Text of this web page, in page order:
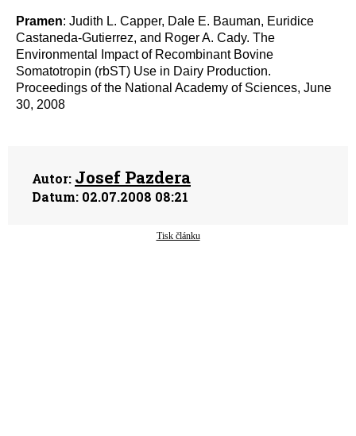
Pramen: Judith L. Capper, Dale E. Bauman, Euridice
Castaneda-Gutierrez, and Roger A. Cady. The
Environmental Impact of Recombinant Bovine
Somatotropin (rbST) Use in Dairy Production.
Proceedings of the National Academy of Sciences, June
30, 2008
Autor: Josef Pazdera
Datum: 02.07.2008 08:21
Tisk článku